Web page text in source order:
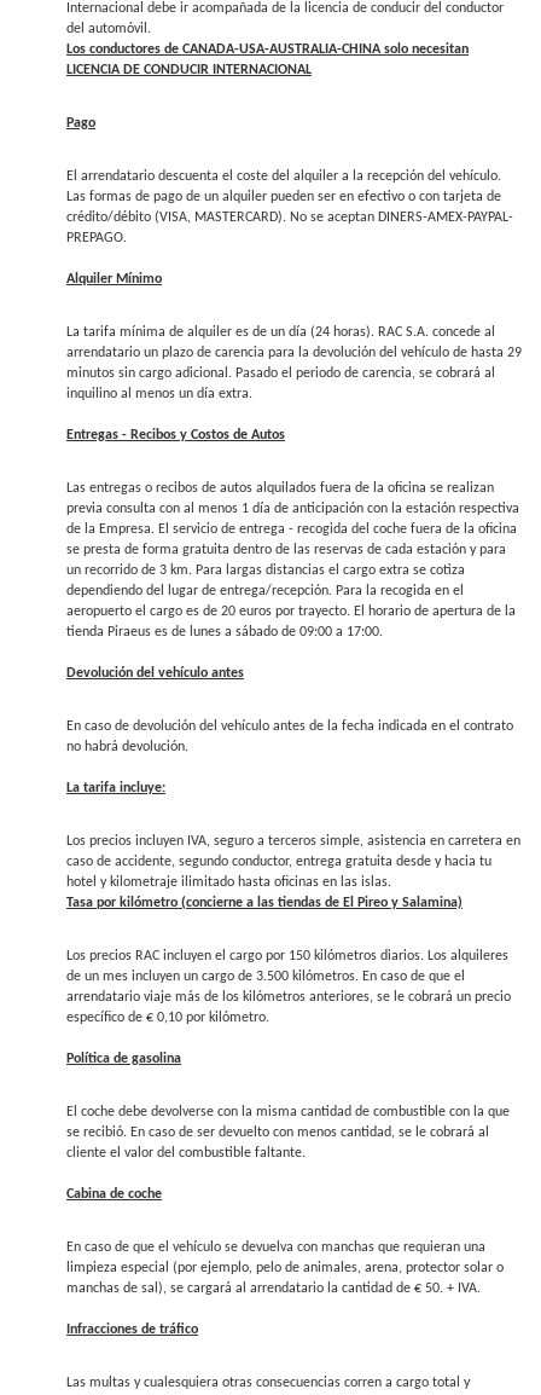
Internacional debe ir acompañada de la licencia de conducir del conductor
del automóvil.
Los conductores de CANADA-USA-AUSTRALIA-CHINA solo necesitan
LICENCIA DE CONDUCIR INTERNACIONAL
Pago
El arrendatario descuenta el coste del alquiler a la recepción del vehículo.
Las formas de pago de un alquiler pueden ser en efectivo o con tarjeta de
crédito/débito (VISA, MASTERCARD). No se aceptan DINERS-AMEX-PAYPAL-
PREPAGO.
Alquiler Mínimo
La tarifa mínima de alquiler es de un día (24 horas). RAC S.A. concede al
arrendatario un plazo de carencia para la devolución del vehículo de hasta 29
minutos sin cargo adicional. Pasado el periodo de carencia, se cobrará al
inquilino al menos un día extra.
Entregas - Recibos y Costos de Autos
Las entregas o recibos de autos alquilados fuera de la oficina se realizan
previa consulta con al menos 1 día de anticipación con la estación respectiva
de la Empresa. El servicio de entrega - recogida del coche fuera de la oficina
se presta de forma gratuita dentro de las reservas de cada estación y para
un recorrido de 3 km. Para largas distancias el cargo extra se cotiza
dependiendo del lugar de entrega/recepción. Para la recogida en el
aeropuerto el cargo es de 20 euros por trayecto. El horario de apertura de la
tienda Piraeus es de lunes a sábado de 09:00 a 17:00.
Devolución del vehículo antes
En caso de devolución del vehículo antes de la fecha indicada en el contrato
no habrá devolución.
La tarifa incluye:
Los precios incluyen IVA, seguro a terceros simple, asistencia en carretera en
caso de accidente, segundo conductor, entrega gratuita desde y hacia tu
hotel y kilometraje ilimitado hasta oficinas en las islas.
Tasa por kilómetro (concierne a las tiendas de El Pireo y Salamina)
Los precios RAC incluyen el cargo por 150 kilómetros diarios. Los alquileres
de un mes incluyen un cargo de 3.500 kilómetros. En caso de que el
arrendatario viaje más de los kilómetros anteriores, se le cobrará un precio
específico de € 0,10 por kilómetro.
Política de gasolina
El coche debe devolverse con la misma cantidad de combustible con la que
se recibió. En caso de ser devuelto con menos cantidad, se le cobrará al
cliente el valor del combustible faltante.
Cabina de coche
En caso de que el vehículo se devuelva con manchas que requieran una
limpieza especial (por ejemplo, pelo de animales, arena, protector solar o
manchas de sal), se cargará al arrendatario la cantidad de € 50. + IVA.
Infracciones de tráfico
Las multas y cualesquiera otras consecuencias corren a cargo total y